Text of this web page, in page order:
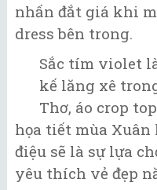
nhấn đắt giá khi
dress bên trong.
Sắc tím violet
kế lăng xê
Thơ, áo crop
họa tiết mùa
điệu sẽ là sự lựa
yêu thích vẻ đẹp